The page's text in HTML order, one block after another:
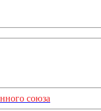
союза